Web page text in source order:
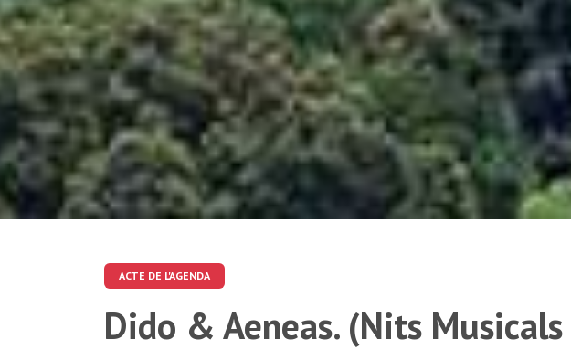
ACTE DE L'AGENDA
Dido & Aeneas. (Nits